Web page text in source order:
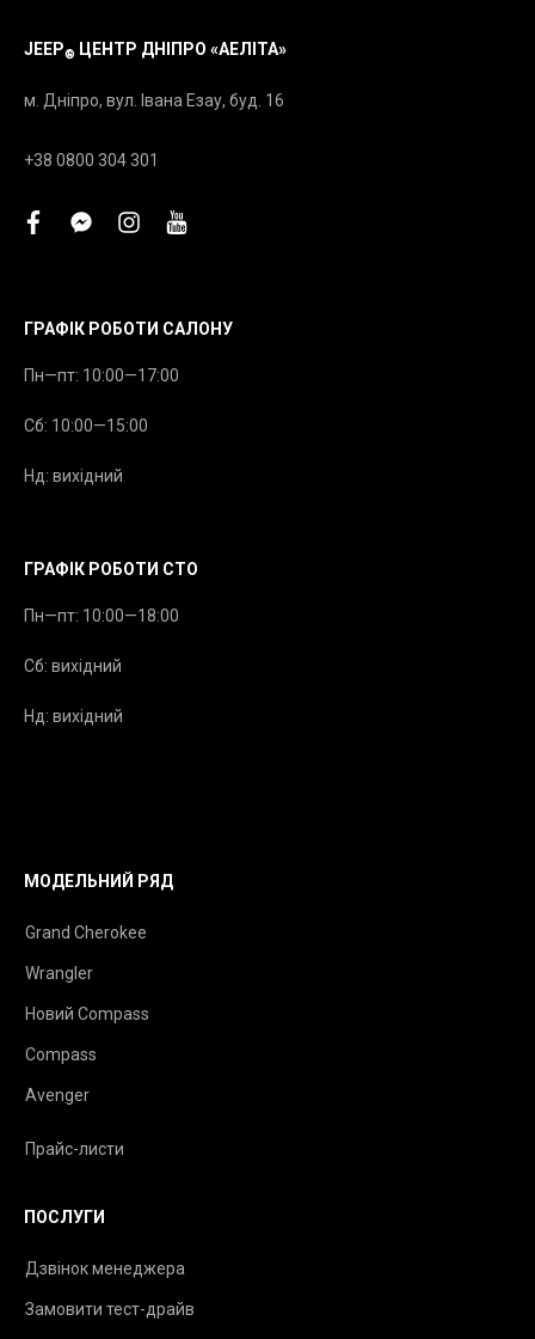
JEEP® ЦЕНТР ДНІПРО «АЕЛІТА»
м. Дніпро, вул. Івана Езау, буд. 16
+38 0800 304 301
facebookfacebook-
instagram
youtube
ГРАФІК РОБОТИ САЛОНУ
Пн—пт: 10:00—17:00
Сб: 10:00—15:00
Нд: вихідний
ГРАФІК РОБОТИ СТО
Пн—пт: 10:00—18:00
Сб: вихідний
Нд: вихідний
МОДЕЛЬНИЙ РЯД
Grand Cherokee
Wrangler
Новий Compass
Compass
Avenger
Прайс-листи
ПОСЛУГИ
Дзвінок менеджера
Замовити тест-драйв